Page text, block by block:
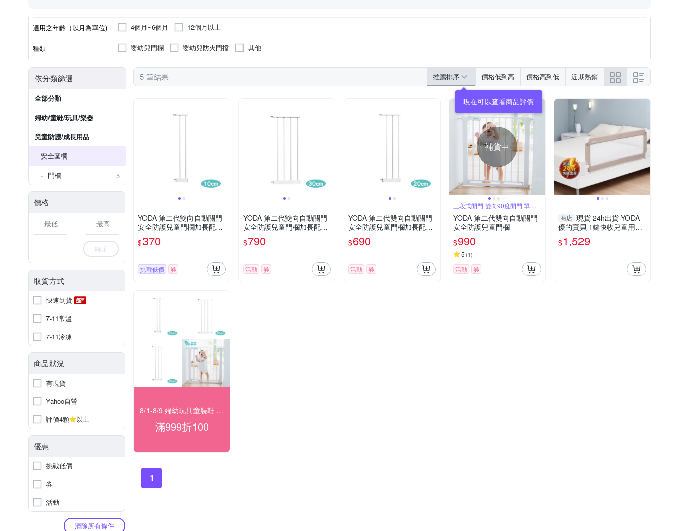
適用之年齡（以月為單位) 4個月~6個月 12個月以上
種類 嬰幼兒門欄 嬰幼兒防夾門擋 其他
依分類篩選
全部分類
婦幼/童鞋/玩具/樂器
兒童防護/成長用品
安全圍欄
門欄
5
價格
-
確定
取貨方式
快速到貨
7-11常溫
7-11冷凍
商品狀況
有現貨
Yahoo自營
評價4顆
以上
優惠
挑戰低價
券
活動
清除所有條件
5 筆結果 推薦排序 價格低到高 價格高到低 近期熱銷
現在可以查看商品評價
YODA 第二代雙向自動關門
安全防護兒童門欄加長配件-
10cm
$370
挑戰低價 券
YODA 第二代雙向自動關門
安全防護兒童門欄加長配件-
30cm
$790
活動 券
YODA 第二代雙向自動關門
安全防護兒童門欄加長配件-
20cm
$690
活動 券
補貨中
三段式開門 雙向90度開門 單手
即可操作
YODA 第二代雙向自動關門
安全防護兒童門欄
$990
5 (1)
活動 券
商店 現貨 24h出貨 YODA
優的寶貝 1鍵快收兒童用床
邊護欄， 149.5 x 56.5cm，
暖沙米 12-1
$1,529
8/1-8/9 婦幼玩具童裝鞋 指定品滿999折100
滿999折100
1